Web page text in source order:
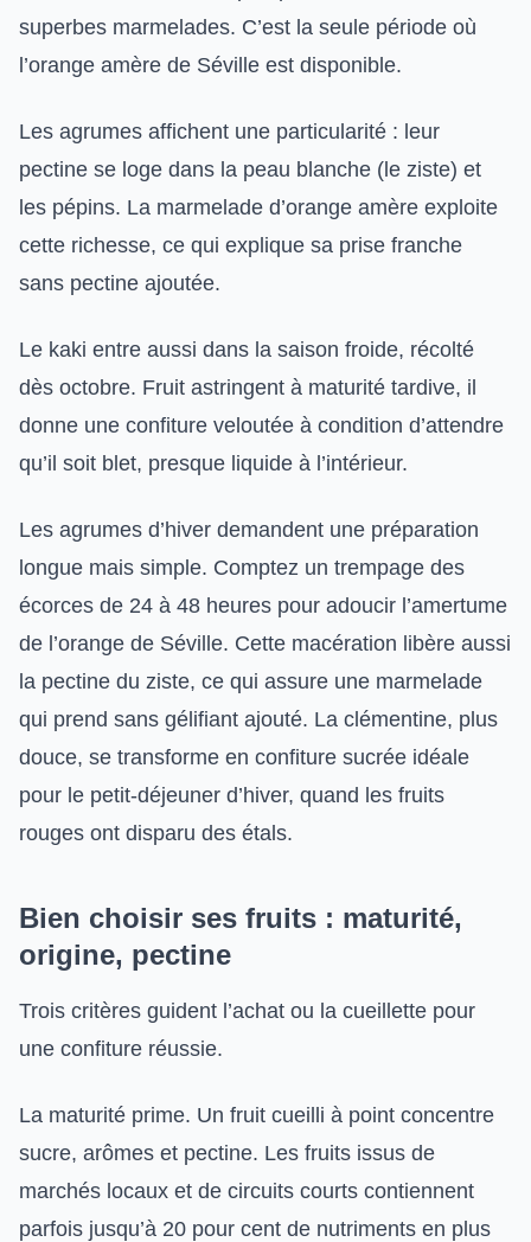
superbes marmelades. C’est la seule période où
l’orange amère de Séville est disponible.
Les agrumes affichent une particularité : leur
pectine se loge dans la peau blanche (le ziste) et
les pépins. La marmelade d’orange amère exploite
cette richesse, ce qui explique sa prise franche
sans pectine ajoutée.
Le kaki entre aussi dans la saison froide, récolté
dès octobre. Fruit astringent à maturité tardive, il
donne une confiture veloutée à condition d’attendre
qu’il soit blet, presque liquide à l’intérieur.
Les agrumes d’hiver demandent une préparation
longue mais simple. Comptez un trempage des
écorces de 24 à 48 heures pour adoucir l’amertume
de l’orange de Séville. Cette macération libère aussi
la pectine du ziste, ce qui assure une marmelade
qui prend sans gélifiant ajouté. La clémentine, plus
douce, se transforme en confiture sucrée idéale
pour le petit-déjeuner d’hiver, quand les fruits
rouges ont disparu des étals.
Bien choisir ses fruits : maturité,
origine, pectine
Trois critères guident l’achat ou la cueillette pour
une confiture réussie.
La maturité prime. Un fruit cueilli à point concentre
sucre, arômes et pectine. Les fruits issus de
marchés locaux et de circuits courts contiennent
parfois jusqu’à 20 pour cent de nutriments en plus